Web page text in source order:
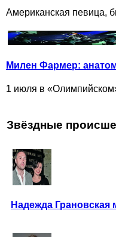
Американская певица,
Милен Фармер:
1 июля в
Звёздные
Надежда Грановская